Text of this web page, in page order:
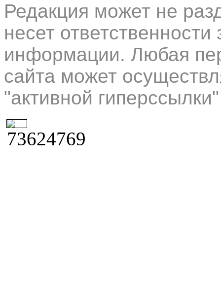
Редакция может не
несет
информации. Любая
сайта может
"активной